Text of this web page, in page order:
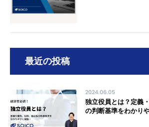
最近の投稿
2024.06.05
独立役員とは？定義
の判断基準をわかり